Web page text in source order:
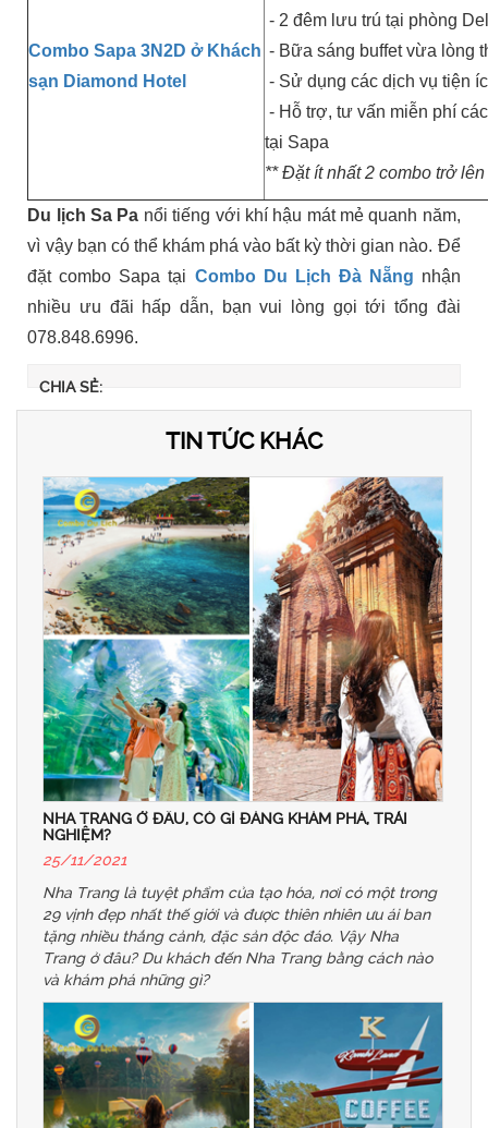
Combo Sapa 3N2D ở Khách
sạn Diamond Hotel
- 2 đêm lưu trú tại phòng
- Bữa sáng buffet vừa lòng
- Sử dụng các dịch vụ tiện
- Hỗ trợ, tư vấn miễn phí
tại Sapa
** Đặt ít nhất 2 combo trở lên
Du lịch Sa Pa nổi tiếng với khí hậu mát mẻ quanh năm,
vì vậy bạn có thể khám phá vào bất kỳ thời gian nào. Để
đặt combo Sapa tại Combo Du Lịch Đà Nẵng nhận
nhiều ưu đãi hấp dẫn, bạn vui lòng gọi tới tổng đài
078.848.6996.
CHIA SẺ:
TIN TỨC KHÁC
NHA TRANG Ở ĐÂU, CÓ GÌ ĐÁNG KHÁM PHÁ, TRẢI
NGHIỆM?
25/11/2021
Nha Trang là tuyệt phẩm của tạo hóa, nơi có một trong
29 vịnh đẹp nhất thế giới và được thiên nhiên ưu ái ban
tặng nhiều thắng cảnh, đặc sản độc đáo. Vậy Nha
Trang ở đâu? Du khách đến Nha Trang bằng cách nào
và khám phá những gì?